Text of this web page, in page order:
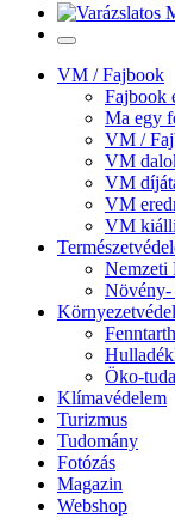
VM / Fajbook
Fajbook
Ma egy
VM /
VM
VM
VM
VM
Nemzeti
Növény-
Öko-
Klímavédelem
Turizmus
Tudomány
Fotózás
Magazin
Webshop